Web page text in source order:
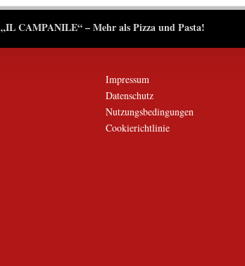
CAMPANILE“ – Mehr als Pizza und Pasta!
Impressum
Datenschutz
Nutzungsbedingungen
Cookierichtlinie